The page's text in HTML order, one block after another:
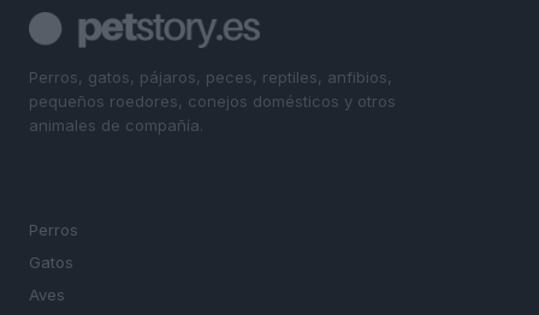
Perros, gatos, pájaros, peces, reptiles, anfibios,
pequeños roedores, conejos domésticos y otros
animales de compañía.
Perros
Gatos
Aves